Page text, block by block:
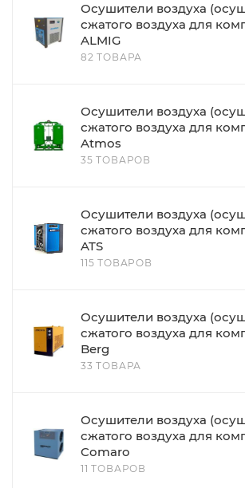
Осушители воздуха
сжатого воздуха для
ALMIG
82 ТОВАРА
Осушители воздуха
сжатого воздуха для
Atmos
35 ТОВАРОВ
Осушители воздуха
сжатого воздуха для
ATS
115 ТОВАРОВ
Осушители воздуха
сжатого воздуха для
Berg
33 ТОВАРА
Осушители воздуха
сжатого воздуха для
Comaro
11 ТОВАРОВ